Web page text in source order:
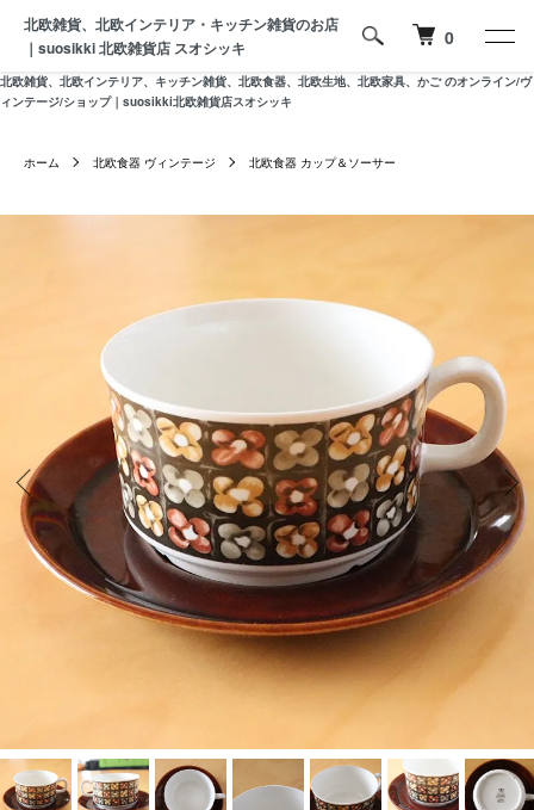
北欧雑貨、北欧インテリア、キッチン雑貨、北欧食器、北欧生地、北欧家具、かご のオンライン/ヴ
ィンテージ/ショップ｜suosikki北欧雑貨店スオシッキ
北欧雑貨、北欧インテリア・キッチン雑貨のお店
｜suosikki 北欧雑貨店 スオシッキ
0
ホーム 北欧食器 ヴィンテージ 北欧食器 カップ＆ソーサー